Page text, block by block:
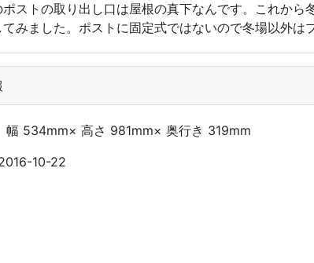
ストの取り出し口は屋根の真下なんです。これか
みました。ポストに固定式ではないので冬場以外は
534mm× 高さ 981mm× 奥行き 319mm
10-22